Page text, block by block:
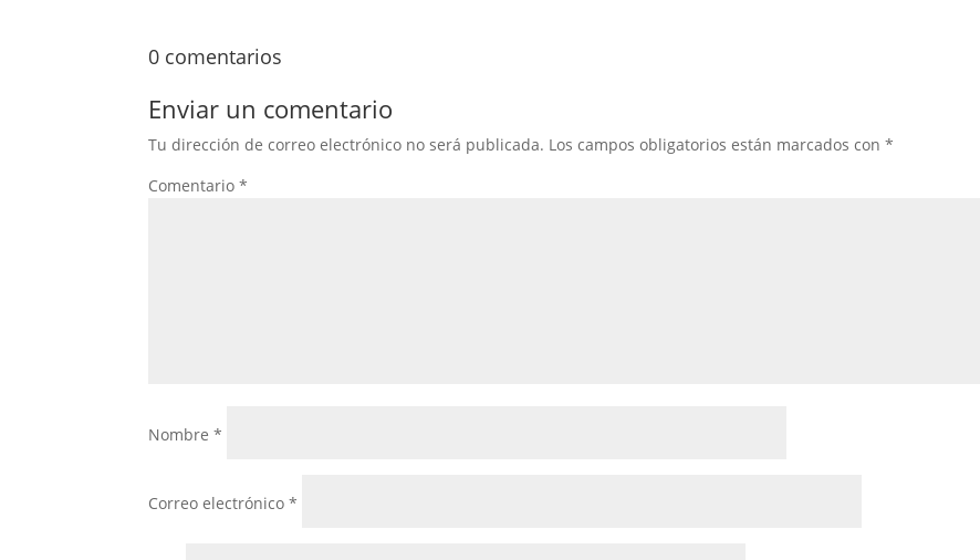
0 comentarios
Enviar un comentario
Tu dirección de correo electrónico no será publicada. Los campos obligatorios están marcados con*
Comentario*
Nombre*
Correo electrónico*